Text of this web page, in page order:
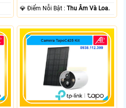
️💎 Điểm Nỗi Bật :Thu Âm Và Loa.